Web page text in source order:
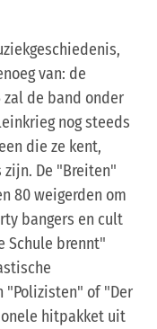
van: de
zal de band onder
nog steeds
die ze kent,
De "Breiten"
80 weigerden om
bangers en cult
Schule brennt"
"Polizisten" of "Der
hitpakket uit